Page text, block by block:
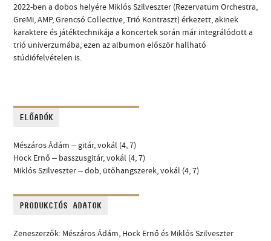
2022-ben a dobos helyére Miklós Szilveszter (Rezervatum Orchestra,
GreMi, AMP, Grencsó Collective, Trió Kontraszt) érkezett, akinek
karaktere és játéktechnikája a koncertek során már integrálódott a
trió univerzumába, ezen az albumon először hallható
stúdiófelvételen is.
ELŐADÓK
Mészáros Ádám– gitár, vokál (4, 7)
Hock Ernő– basszusgitár, vokál (4, 7)
Miklós Szilveszter–dob, ütőhangszerek, vokál (4, 7)
PRODUKCIÓS ADATOK
Zeneszerzők: Mészáros Ádám, Hock Ernő és Miklós Szilveszter